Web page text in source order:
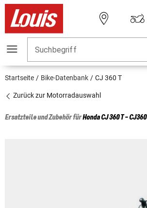
Suchbegriff
Startseite Bike-Datenbank CJ 360 T
Zurück zur Motorradauswahl
Ersatzteile und Zubehör fürHondaCJ 360 T - CJ360